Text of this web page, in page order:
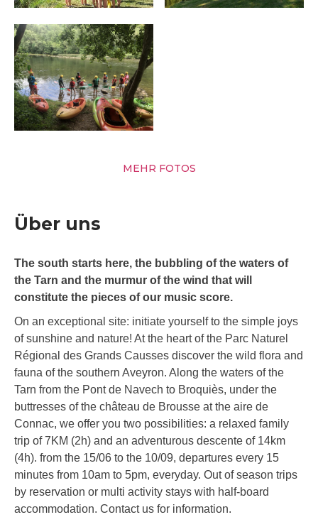
MEHR FOTOS
Über uns
The south starts here, the bubbling of the waters of
the Tarn and the murmur of the wind that will
constitute the pieces of our music score.
On an exceptional site: initiate yourself to the simple joys
of sunshine and nature! At the heart of the Parc Naturel
Régional des Grands Causses discover the wild flora and
fauna of the southern Aveyron. Along the waters of the
Tarn from the Pont de Navech to Broquiès, under the
buttresses of the château de Brousse at the aire de
Connac, we offer you two possibilities: a relaxed family
trip of 7KM (2h) and an adventurous descente of 14km
(4h). from the 15/06 to the 10/09, departures every 15
minutes from 10am to 5pm, everyday. Out of season trips
by reservation or multi activity stays with half-board
accommodation. Contact us for information.